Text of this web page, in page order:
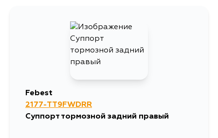
Febest
2177-TT9FWDRR
Суппорт тормозной задний правый